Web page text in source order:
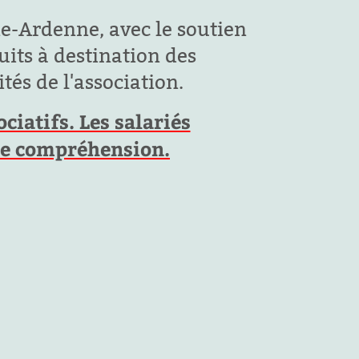
Ardenne, avec le soutien
à destination des
de l'association.
Les salariés
compréhension.